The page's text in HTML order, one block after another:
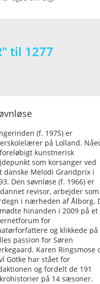
til 1277
(f. 1975) er
på Lolland.
kunstnerisk
som korsanger ved
danske Melodi Grandprix i
Den søvnløse (f. 1966) er
revisor, arbejder som
i nærheden af Ålborg.
hinanden i 2009 på et
for
og klikkede på
passion for Søren
Karen Ringsmose
Götke har stået for
og fordelt de 191
på 14 sæsoner.